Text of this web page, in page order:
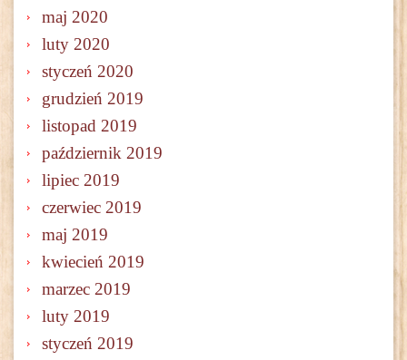
maj 2020
luty 2020
styczeń 2020
grudzień 2019
listopad 2019
październik 2019
lipiec 2019
czerwiec 2019
maj 2019
kwiecień 2019
marzec 2019
luty 2019
styczeń 2019